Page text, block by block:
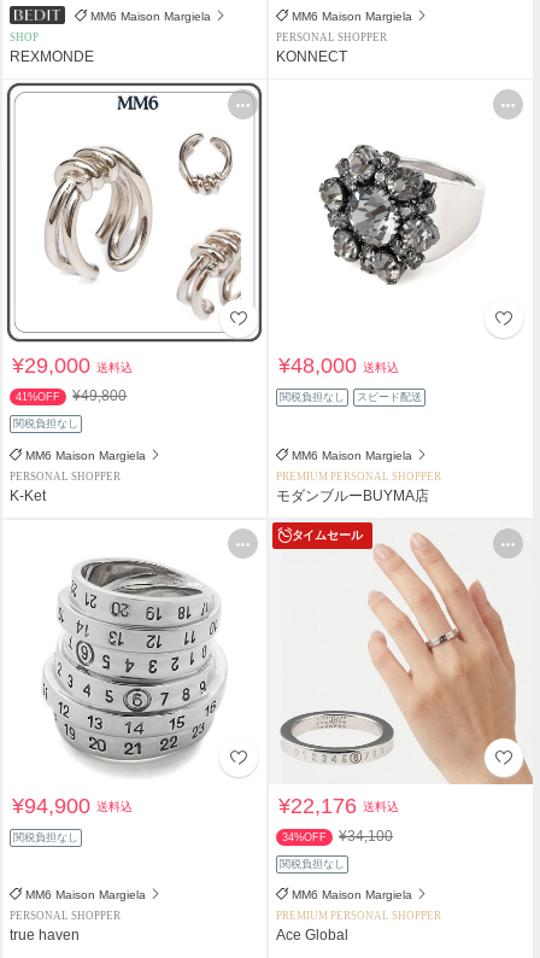
MM6 Maison Margiela
SHOP
REXMONDE
MM6 Maison Margiela
PERSONAL SHOPPER
KONNECT
¥29,000送料込
41%OFF ¥49,800
関税負担なし
MM6 Maison Margiela
PERSONAL SHOPPER
K-Ket
¥48,000送料込
関税負担なし スピード配送
MM6 Maison Margiela
PREMIUM PERSONAL SHOPPER
モダンブルーBUYMA店
¥94,900送料込
関税負担なし
MM6 Maison Margiela
PERSONAL SHOPPER
true haven
タイムセール
¥22,176送料込
34%OFF ¥34,100
関税負担なし
MM6 Maison Margiela
PREMIUM PERSONAL SHOPPER
Ace Global